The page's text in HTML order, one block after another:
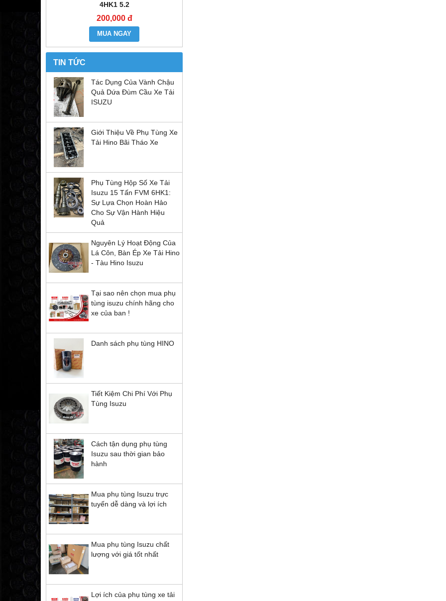
4HK1 5.2
200,000 đ
MUA NGAY
TIN TỨC
Tác Dụng Của Vành Chậu
Quả Dứa Đùm Cầu Xe Tải
ISUZU
Giới Thiệu Về Phụ Tùng Xe
Tải Hino Bãi Tháo Xe
Phụ Tùng Hộp Số Xe Tải
Isuzu 15 Tấn FVM 6HK1:
Sự Lựa Chọn Hoàn Hảo
Cho Sự Vận Hành Hiệu
Quả
Nguyên Lý Hoạt Động Của
Lá Côn, Bàn Ép Xe Tải Hino
- Tàu Hino Isuzu
Tại sao nên chọn mua phụ
tùng isuzu chính hãng cho
xe của ban !
Danh sách phụ tùng HINO
Tiết Kiệm Chi Phí Với Phụ
Tùng Isuzu
Cách tận dụng phụ tùng
Isuzu sau thời gian bảo
hành
Mua phụ tùng Isuzu trực
tuyến dễ dàng và lợi ích
Mua phụ tùng Isuzu chất
lượng với giá tốt nhất
Lợi ích của phụ tùng xe tải